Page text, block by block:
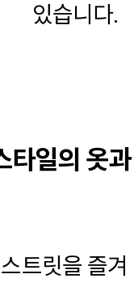
있습니다.
타일의 옷
트릿을 즐